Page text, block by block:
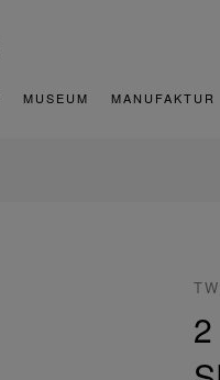
MUSEUM MANUFAKTUR